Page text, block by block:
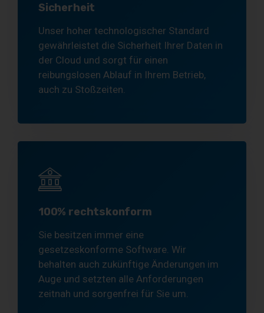
Sicherheit
Unser hoher technologischer Standard
gewährleistet die Sicherheit Ihrer Daten in
der Cloud und sorgt für einen
reibungslosen Ablauf in Ihrem Betrieb,
auch zu Stoßzeiten.
100% rechtskonform
Sie besitzen immer eine
gesetzeskonforme Software. Wir
behalten auch zukünftige Änderungen im
Auge und setzten alle Anforderungen
zeitnah und sorgenfrei für Sie um.